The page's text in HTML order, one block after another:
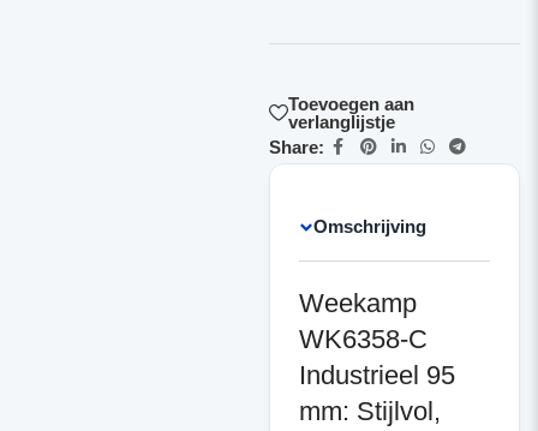
Toevoegen aan
verlanglijstje
Share:
Omschrijving
Weekamp
WK6358-C
Industrieel 95
mm: Stijlvol,